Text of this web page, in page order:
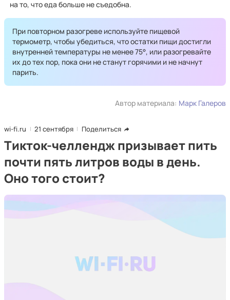
на то, что еда больше не съедобна.
При повторном разогреве используйте пищевой
термометр, чтобы убедиться, что остатки пищи достигли
внутренней температуры не менее 75°, или разогревайте
их до тех пор, пока они не станут горячими и не начнут
парить.
Автор материала: Марк Галеров
wi-fi.ru 21 сентября Поделиться
Тикток-челлендж призывает пить
почти пять литров воды в день.
Оно того стоит?